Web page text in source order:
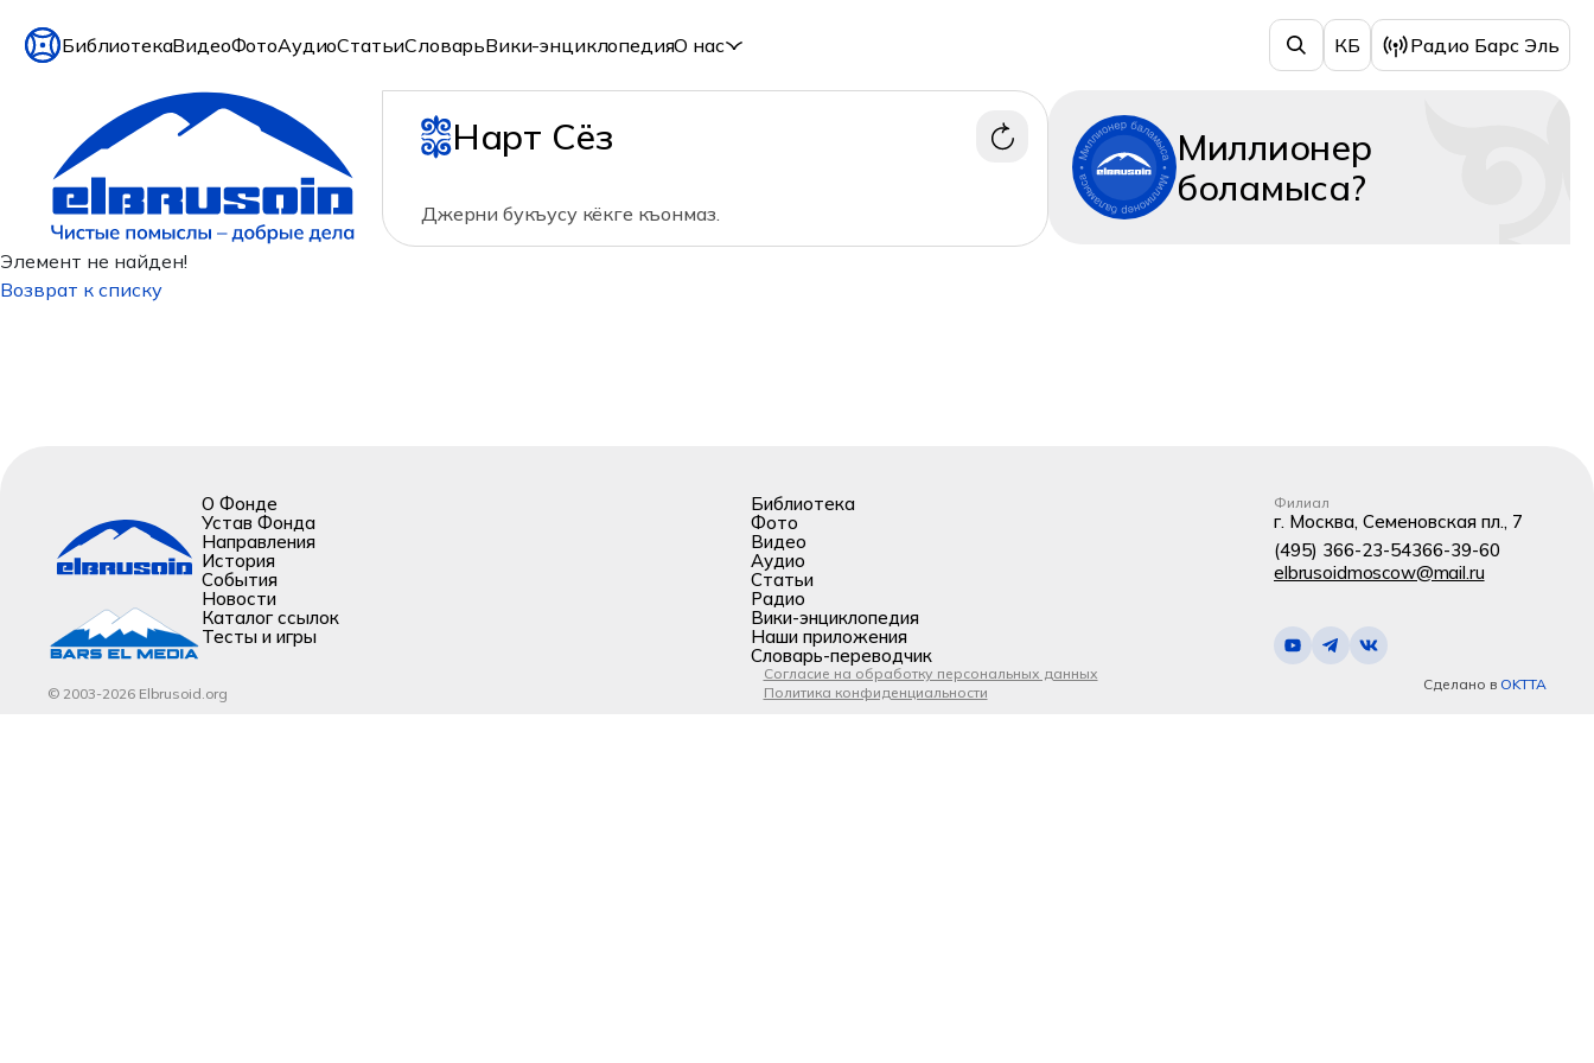
БиблиотекаВидеоФотоАудиоСтатьиСловарьВики-энциклопедияО нас КБ Радио Барс Эль
Нарт Сёз
Джерни букъусу кёкге къонмаз.
Миллионер
боламыса?
Элемент не найден!
Возврат к списку
О Фонде
Устав Фонда
Направления
История
События
Новости
Каталог ссылок
Тесты и игры
Библиотека
Фото
Видео
Аудио
Статьи
Радио
Вики-энциклопедия
Наши приложения
Словарь-переводчик
Филиал
г. Москва, Семеновская пл., 7
(495) 366-23-54366-39-60
elbrusoidmoscow@mail.ru
© 2003-2026 Elbrusoid.org
Согласие на обработку персональных данных
Политика конфиденциальности
Сделано в OKTTA